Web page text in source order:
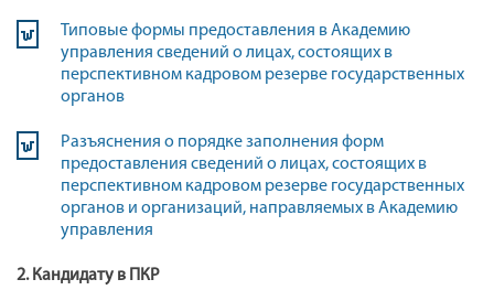
Типовые формы предоставления в Академию
управления сведений о лицах, состоящих в
перспективном кадровом резерве государственных
органов
Разъяснения о порядке заполнения форм
предоставления сведений о лицах, состоящих в
перспективном кадровом резерве государственных
органов и организаций, направляемых в Академию
управления
2. Кандидату в ПКР